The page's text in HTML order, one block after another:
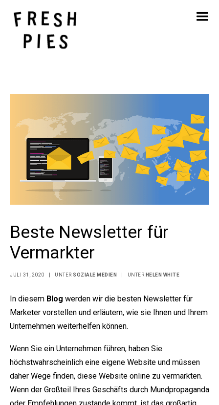
Startseite
Beste Newsletter für
Vermarkter
JULI 31, 2020 UNTER SOZIALE MEDIEN UNTER HELEN WHITE
In diesem Blog werden wir die besten Newsletter für
Marketer vorstellen und erläutern, wie sie Ihnen und Ihrem
Unternehmen weiterhelfen können.
Wenn Sie ein Unternehmen führen, haben Sie
höchstwahrscheinlich eine eigene Website und müssen
daher Wege finden, diese Website online zu vermarkten.
Wenn der Großteil Ihres Geschäfts durch Mundpropaganda